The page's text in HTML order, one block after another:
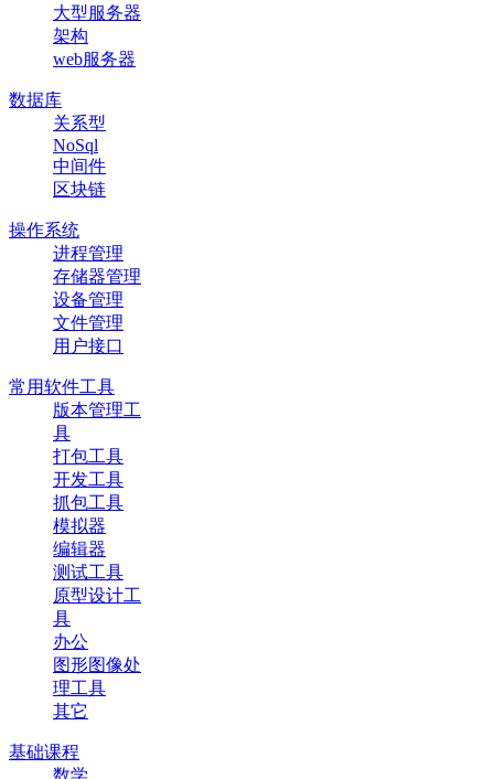
大型服务器
架构
web服务器
数据库
关系型
NoSql
中间件
区块链
操作系统
进程管理
存储器管理
设备管理
文件管理
用户接口
常用软件工具
版本管理工
具
打包工具
开发工具
抓包工具
模拟器
编辑器
测试工具
原型设计工
具
办公
图形图像处
理工具
其它
基础课程
数学